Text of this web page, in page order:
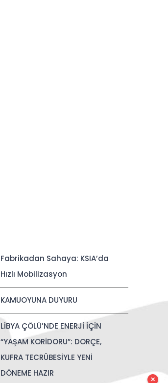
Fabrikadan Sahaya: KSIA’da
Hızlı Mobilizasyon
KAMUOYUNA DUYURU
LİBYA ÇÖLÜ’NDE ENERJİ İÇİN
“YAŞAM KORİDORU”: DORÇE,
KUFRA TECRÜBESİYLE YENİ
DÖNEME HAZIR
✕